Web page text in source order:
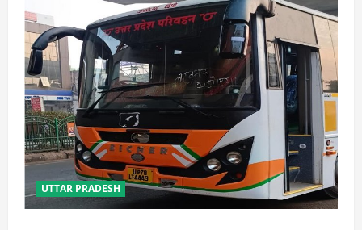
UTTAR PRADESH